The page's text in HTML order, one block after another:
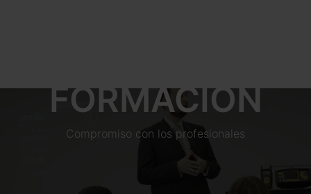
FORMACIÓN
Compromiso con los profesionales